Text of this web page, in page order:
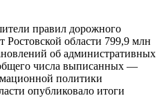
правил дорожного
области 799,9 млн
об административных
числа выписанных —
политики
опубликовало итоги